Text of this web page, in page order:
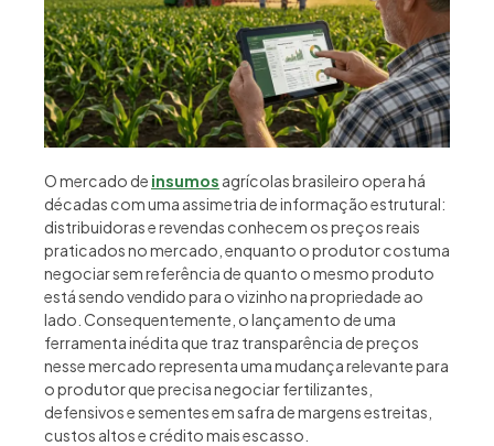
O mercado de insumos agrícolas brasileiro opera há
décadas com uma assimetria de informação estrutural:
distribuidoras e revendas conhecem os preços reais
praticados no mercado, enquanto o produtor costuma
negociar sem referência de quanto o mesmo produto
está sendo vendido para o vizinho na propriedade ao
lado. Consequentemente, o lançamento de uma
ferramenta inédita que traz transparência de preços
nesse mercado representa uma mudança relevante para
o produtor que precisa negociar fertilizantes,
defensivos e sementes em safra de margens estreitas,
custos altos e crédito mais escasso.